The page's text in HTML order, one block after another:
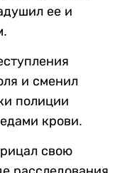
ее и
и сменил
полиции
крови.
свою